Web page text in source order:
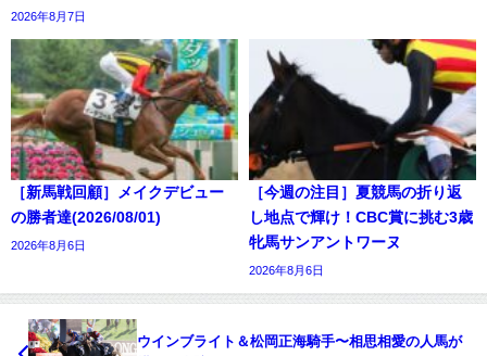
2026年8月7日
［新馬戦回顧］メイクデビュー
の勝者達(2026/08/01)
2026年8月6日
［今週の注目］夏競馬の折り返
し地点で輝け！CBC賞に挑む3歳
牝馬サンアントワーヌ
2026年8月6日
ウインブライト＆松岡正海騎手〜相思相愛の人馬が